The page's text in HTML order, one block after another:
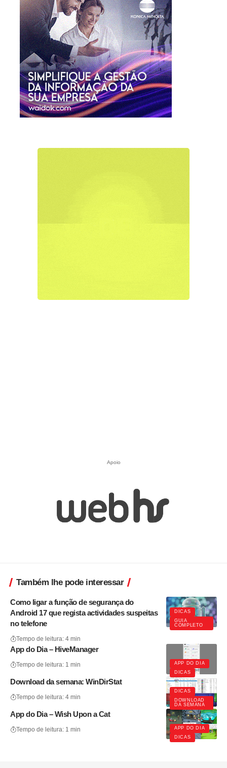
Apoio
Também lhe pode interessar
DICAS
GUIA
COMPLETO
Como ligar a função de segurança do
Android 17 que regista actividades suspeitas
no telefone
Tempo de leitura: 4 min
APP DO DIA
DICAS
App do Dia – HiveManager
Tempo de leitura: 1 min
DICAS
DOWNLOAD
DA SEMANA
Download da semana: WinDirStat
Tempo de leitura: 4 min
APP DO DIA
DICAS
App do Dia – Wish Upon a Cat
Tempo de leitura: 1 min